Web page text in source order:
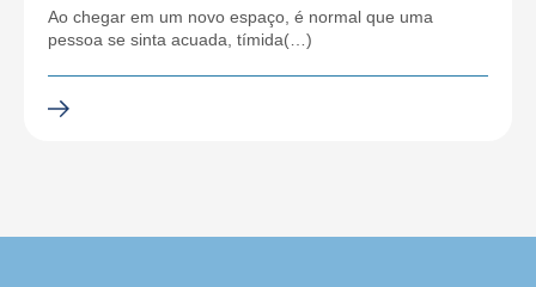
Ao chegar em um novo espaço, é normal que uma
pessoa se sinta acuada, tímida(…)